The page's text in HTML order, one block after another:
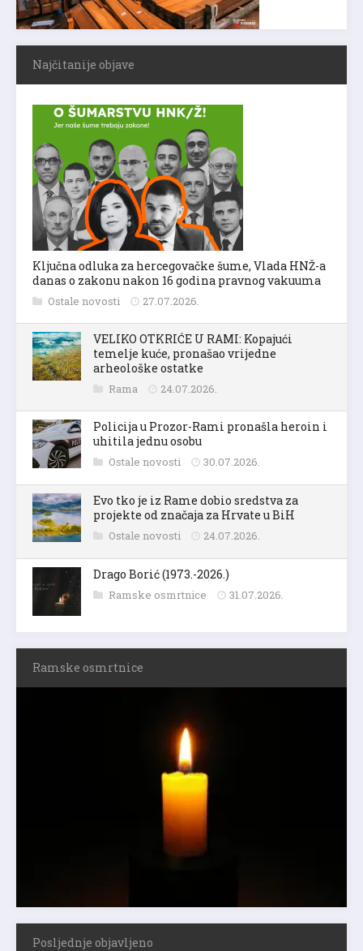
Najčitanije objave
Ključna odluka za hercegovačke šume, Vlada HNŽ-a
danas o zakonu nakon 16 godina pravnog vakuuma
Ostale novosti 27.07.2026.
VELIKO OTKRIĆE U RAMI: Kopajući
temelje kuće, pronašao vrijedne
arheološke ostatke
Rama 24.07.2026.
Policija u Prozor-Rami pronašla heroin i
uhitila jednu osobu
Ostale novosti 30.07.2026.
Evo tko je iz Rame dobio sredstva za
projekte od značaja za Hrvate u BiH
Ostale novosti 24.07.2026.
Drago Borić (1973.-2026.)
Ramske osmrtnice 31.07.2026.
Ramske osmrtnice
Posljednje objavljeno